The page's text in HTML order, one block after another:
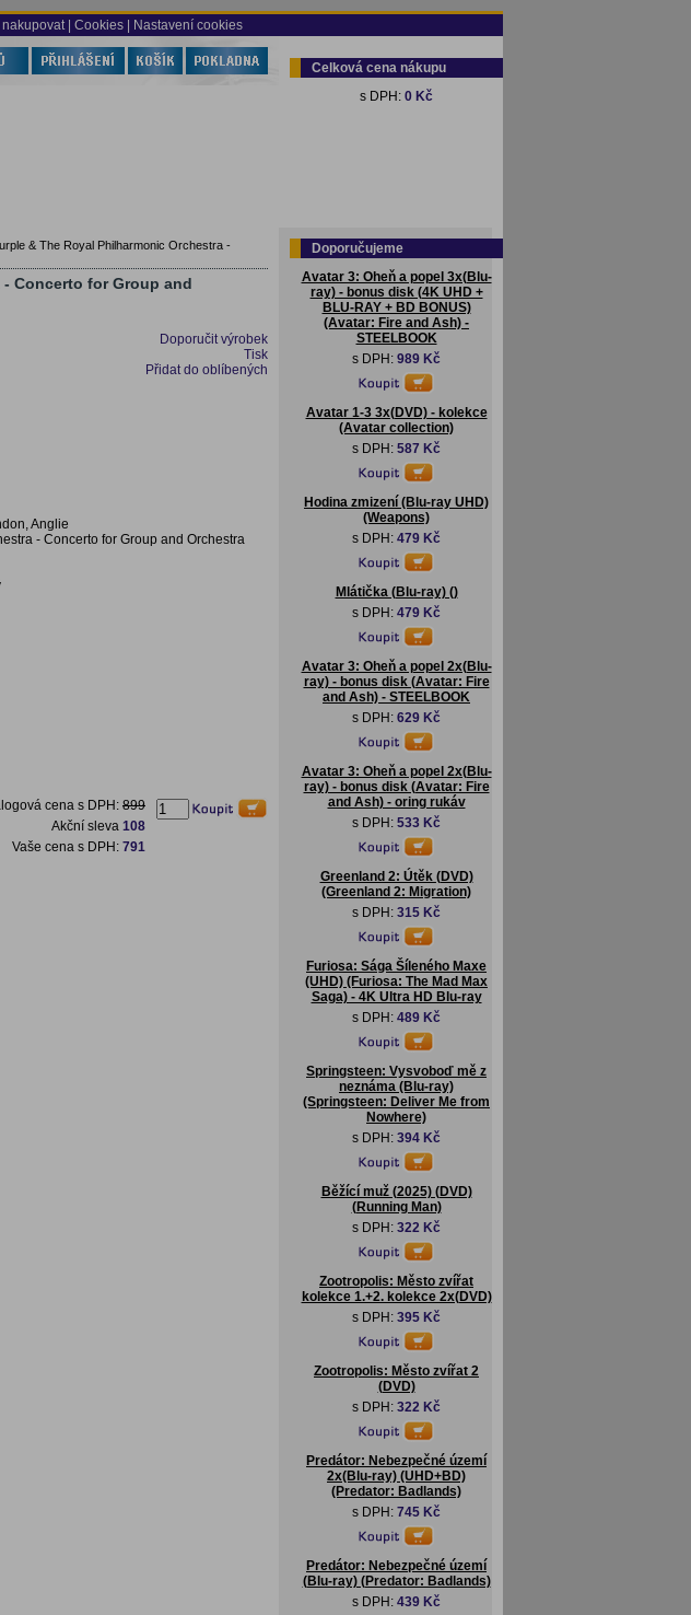
nakupovat | Cookies | Nastavení cookies
Celková cena nákupu
s DPH: 0 Kč
& The Royal Philharmonic Orchestra -
Concerto for Group and
Doporučit výrobek
Tisk
Přidat do oblíbených
Anglie
- Concerto for Group and Orchestra
cena s DPH: 899
Akční sleva 108
Vaše cena s DPH: 791
Doporučujeme
Avatar 3: Oheň a popel 3x(Blu-
ray) - bonus disk (4K UHD +
BLU-RAY + BD BONUS)
(Avatar: Fire and Ash) -
STEELBOOK
s DPH: 989 Kč
Avatar 1-3 3x(DVD) - kolekce
(Avatar collection)
s DPH: 587 Kč
Hodina zmizení (Blu-ray UHD)
(Weapons)
s DPH: 479 Kč
Mlátička (Blu-ray) ()
s DPH: 479 Kč
Avatar 3: Oheň a popel 2x(Blu-
ray) - bonus disk (Avatar: Fire
and Ash) - STEELBOOK
s DPH: 629 Kč
Avatar 3: Oheň a popel 2x(Blu-
ray) - bonus disk (Avatar: Fire
and Ash) - oring rukáv
s DPH: 533 Kč
Greenland 2: Útěk (DVD)
(Greenland 2: Migration)
s DPH: 315 Kč
Furiosa: Sága Šíleného Maxe
(UHD) (Furiosa: The Mad Max
Saga) - 4K Ultra HD Blu-ray
s DPH: 489 Kč
Springsteen: Vysvoboď mě z
neznáma (Blu-ray)
(Springsteen: Deliver Me from
Nowhere)
s DPH: 394 Kč
Běžící muž (2025) (DVD)
(Running Man)
s DPH: 322 Kč
Zootropolis: Město zvířat
kolekce 1.+2. kolekce 2x(DVD)
s DPH: 395 Kč
Zootropolis: Město zvířat 2
(DVD)
s DPH: 322 Kč
Predátor: Nebezpečné území
2x(Blu-ray) (UHD+BD)
(Predator: Badlands)
s DPH: 745 Kč
Predátor: Nebezpečné území
(Blu-ray) (Predator: Badlands)
s DPH: 439 Kč